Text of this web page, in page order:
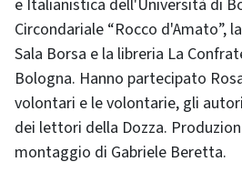
e Italianistica dell'Università di
Circondariale “Rocco d'Amato”,
Sala Borsa e la libreria La
Bologna. Hanno partecipato
volontari e le volontarie, gli
dei lettori della Dozza.
montaggio di Gabriele Beretta.